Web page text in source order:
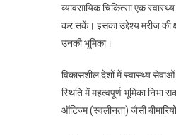
व्यावसायिक चिकित्सा एक
कर सकें। इसका उद्देश्य मरीज की
उनकी भूमिका।
विकासशील देशों में स्वास्थ्य सेवाओं
स्थिति में महत्वपूर्ण भूमिका निभा
ऑटिज्म (स्वलीनता) जैसी